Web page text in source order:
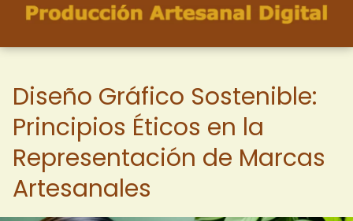
Diseño Gráfico Sostenible:
Principios Éticos en la
Representación de Marcas
Artesanales